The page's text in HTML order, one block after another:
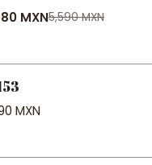
MXN5,590 MXN
MXN